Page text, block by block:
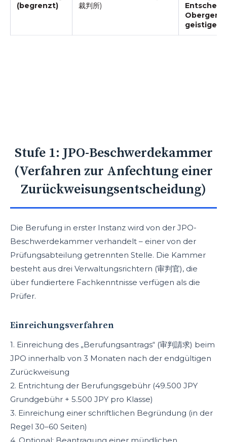
(begrenzt)
裁判所)
geistiges
Stufe 1: JPO-Beschwerdekammer
(Verfahren zur Anfechtung einer
Zurückweisungsentscheidung)
Die Berufung in erster Instanz wird von der JPO-
Beschwerdekammer verhandelt – einer von der
Prüfungsabteilung getrennten Stelle. Die Kammer
besteht aus drei Verwaltungsrichtern (审判官), die
über fundiertere Fachkenntnisse verfügen als die
Prüfer.
Einreichungsverfahren
1. Einreichung des „Berufungsantrags“ (审判請求) beim
JPO innerhalb von 3 Monaten nach der endgültigen
Zurückweisung
2. Entrichtung der Berufungsgebühr (49.500 JPY
Grundgebühr + 5.500 JPY pro Klasse)
3. Einreichung einer schriftlichen Begründung (in der
Regel 30–60 Seiten)
4. Optional: Beantragung einer mündlichen